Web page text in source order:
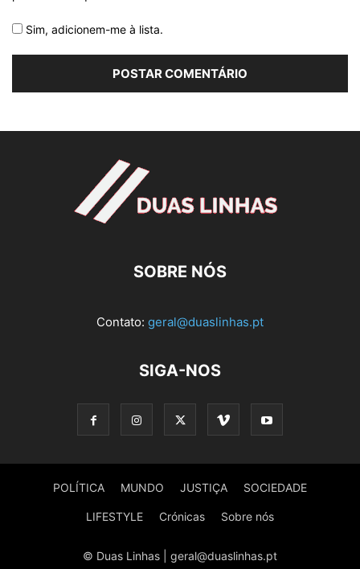
Sim, adicionem-me à lista.
SOBRE NÓS
Contato: geral@duaslinhas.pt
SIGA-NOS
POLÍTICA MUNDO JUSTIÇA SOCIEDADE
LIFESTYLE Crónicas Sobre nós
© Duas Linhas | geral@duaslinhas.pt